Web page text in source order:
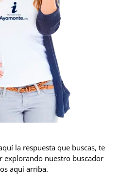
la respuesta que buscas, te
explorando nuestro buscador
aquí arriba.